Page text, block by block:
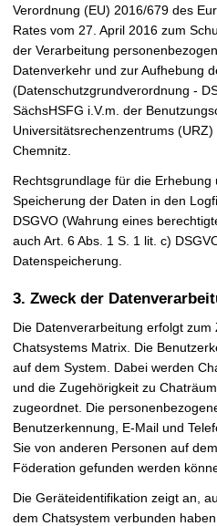
Verordnung (EU) 2016/679 des
Rates vom 27. April 2016 zum
der Verarbeitung
Datenverkehr und zur Aufhebung
(Datenschutzgrundverordnung -
SächsHSFG i.V.m. der
Universitätsrechenzentrums
Chemnitz.
Rechtsgrundlage für die
Speicherung der Daten in den
DSGVO (Wahrung eines
auch Art. 6 Abs. 1 S. 1 lit. c)
Datenspeicherung.
3. Zweck der
Die Datenverarbeitung erfolgt
Chatsystems Matrix. Die
auf dem System. Dabei werden
und die Zugehörigkeit zu
zugeordnet. Die
Benutzerkennung, E-Mail und
Sie von anderen Personen auf
Föderation gefunden werden
Die Geräteidentifikation zeigt an,
dem Chatsystem verbunden